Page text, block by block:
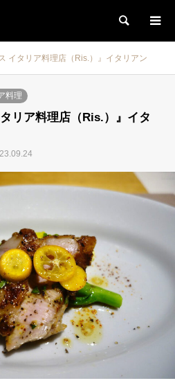
検索
イタリア料理店（Ris.）』イタリアン
料理
リア料理店（Ris.）』イタ